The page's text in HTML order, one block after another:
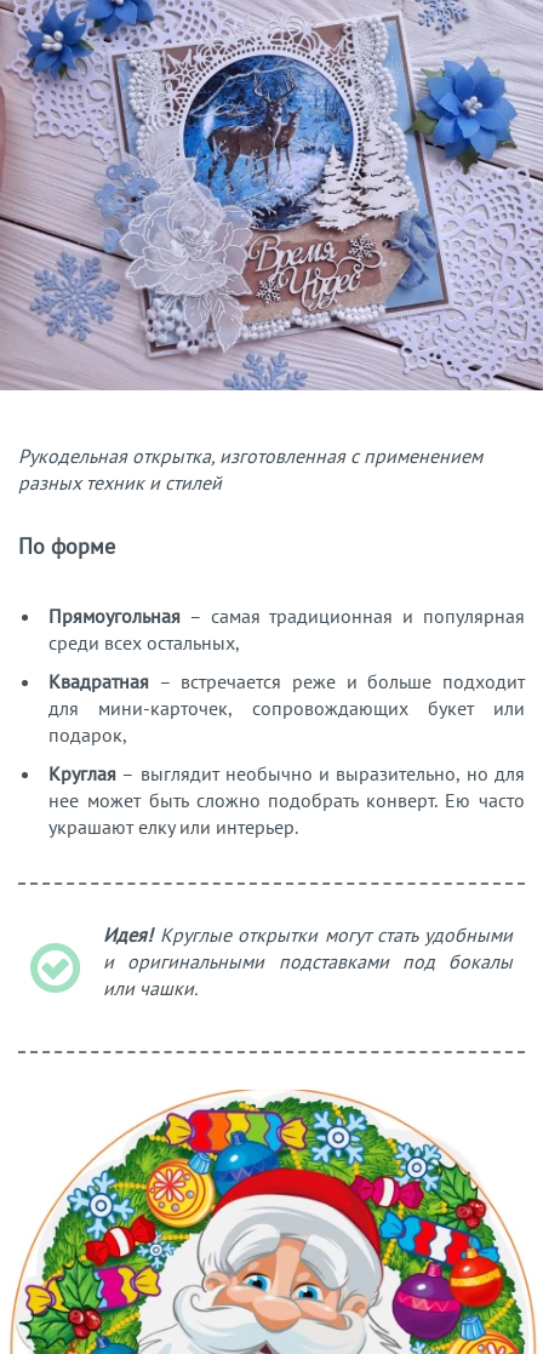
Рукодельная открытка, изготовленная с применением
разных техник и стилей
По форме
Прямоугольная – самая традиционная и популярная
среди всех остальных,
Квадратная – встречается реже и больше подходит
для мини-карточек, сопровождающих букет или
подарок,
Круглая – выглядит необычно и выразительно, но для
нее может быть сложно подобрать конверт. Ею часто
украшают елку или интерьер.
Идея! Круглые открытки могут стать удобными
и оригинальными подставками под бокалы
или чашки.